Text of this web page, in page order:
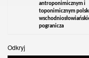
antroponimicznym i
toponimicznym
pogranicza
Odkryj